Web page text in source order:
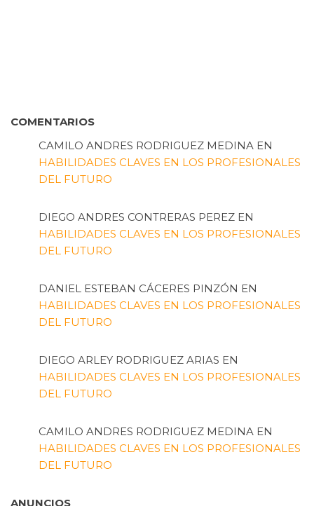
COMENTARIOS
CAMILO ANDRES RODRIGUEZ MEDINA EN
HABILIDADES CLAVES EN LOS PROFESIONALES
DEL FUTURO
DIEGO ANDRES CONTRERAS PEREZ EN
HABILIDADES CLAVES EN LOS PROFESIONALES
DEL FUTURO
DANIEL ESTEBAN CÁCERES PINZÓN EN
HABILIDADES CLAVES EN LOS PROFESIONALES
DEL FUTURO
DIEGO ARLEY RODRIGUEZ ARIAS EN
HABILIDADES CLAVES EN LOS PROFESIONALES
DEL FUTURO
CAMILO ANDRES RODRIGUEZ MEDINA EN
HABILIDADES CLAVES EN LOS PROFESIONALES
DEL FUTURO
ANUNCIOS